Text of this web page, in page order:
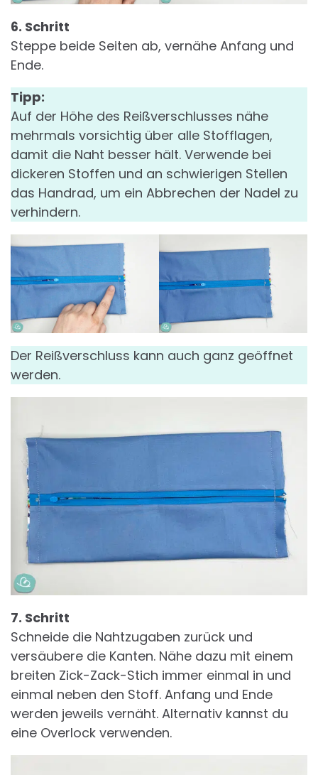
6. Schritt
Steppe beide Seiten ab, vernähe Anfang und
Ende.
Tipp:
Auf der Höhe des Reißverschlusses nähe
mehrmals vorsichtig über alle Stofflagen,
damit die Naht besser hält. Verwende bei
dickeren Stoffen und an schwierigen Stellen
das Handrad, um ein Abbrechen der Nadel zu
verhindern.
Der Reißverschluss kann auch ganz geöffnet
werden.
7. Schritt
Schneide die Nahtzugaben zurück und
versäubere die Kanten. Nähe dazu mit einem
breiten Zick-Zack-Stich immer einmal in und
einmal neben den Stoff. Anfang und Ende
werden jeweils vernäht. Alternativ kannst du
eine Overlock verwenden.